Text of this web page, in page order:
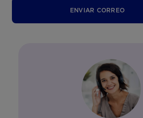
ENVIAR CORREO